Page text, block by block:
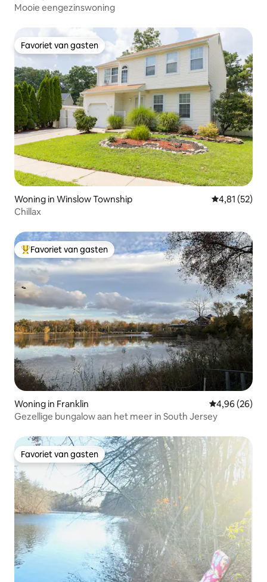
Mooie eengezinswoning
Favoriet van gasten
Favoriet van gasten
Woning in Winslow Township Gemiddelde
4,81 (52)
Chillax
Topfavoriet van gasten
Favoriet van gasten
Woning in Franklin Gemiddelde
4,96 (26)
Gezellige bungalow aan het meer in South Jersey
Favoriet van gasten
Favoriet van gasten